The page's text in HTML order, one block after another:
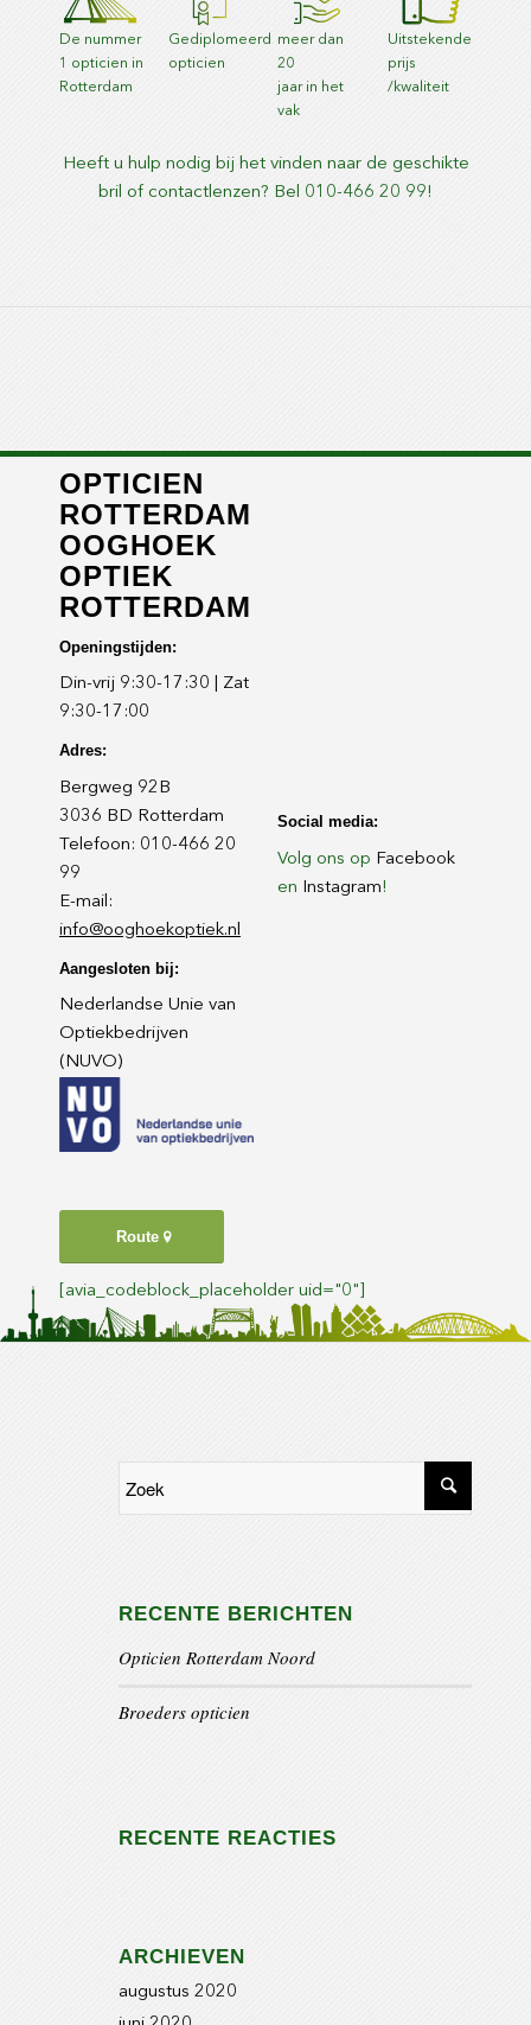
De nummer
1 opticien in
Rotterdam
Gediplomeerd
opticien
meer dan
20
jaar in het
vak
Uitstekende
prijs
/kwaliteit
Heeft u hulp nodig bij het vinden naar de geschikte
bril of contactlenzen? Bel 010-466 20 99!
OPTICIEN
ROTTERDAM
OOGHOEK
OPTIEK
ROTTERDAM
Openingstijden:
Din-vrij 9:30-17:30 | Zat
9:30-17:00
Adres:
Bergweg 92B
3036 BD Rotterdam
Telefoon: 010-466 20
99
E-mail:
info@ooghoekoptiek.nl
Aangesloten bij:
Nederlandse Unie van
Optiekbedrijven
(NUVO)
Route
Social media:
Volg ons op Facebook
en Instagram!
[avia_codeblock_placeholder uid="0"]
RECENTE BERICHTEN
Opticien Rotterdam Noord
Broeders opticien
RECENTE REACTIES
ARCHIEVEN
augustus 2020